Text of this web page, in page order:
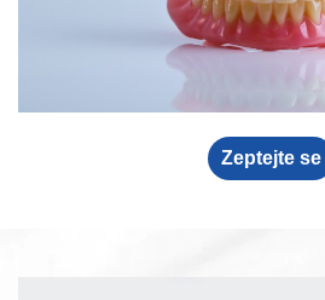
Zeptejte se